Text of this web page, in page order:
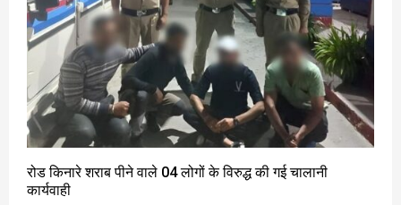
रोड किनारे शराब पीने वाले 04 लोगों के विरुद्ध की गई चालानी
कार्यवाही